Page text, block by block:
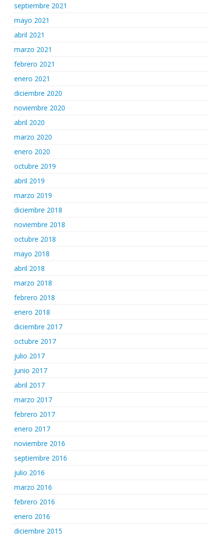
septiembre 2021
mayo 2021
abril 2021
marzo 2021
febrero 2021
enero 2021
diciembre 2020
noviembre 2020
abril 2020
marzo 2020
enero 2020
octubre 2019
abril 2019
marzo 2019
diciembre 2018
noviembre 2018
octubre 2018
mayo 2018
abril 2018
marzo 2018
febrero 2018
enero 2018
diciembre 2017
octubre 2017
julio 2017
junio 2017
abril 2017
marzo 2017
febrero 2017
enero 2017
noviembre 2016
septiembre 2016
julio 2016
marzo 2016
febrero 2016
enero 2016
diciembre 2015